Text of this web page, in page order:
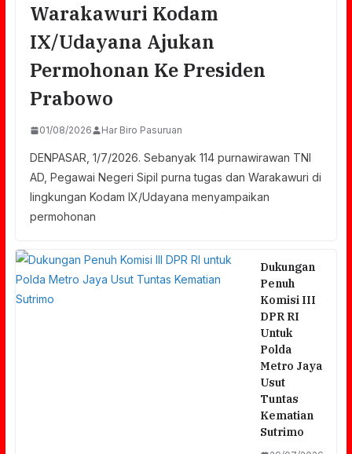
Warakawuri Kodam
IX/Udayana Ajukan
Permohonan Ke Presiden
Prabowo
01/08/2026 Har Biro Pasuruan
DENPASAR, 1/7/2026. Sebanyak 114 purnawirawan TNI
AD, Pegawai Negeri Sipil purna tugas dan Warakawuri di
lingkungan Kodam IX/Udayana menyampaikan
permohonan
Dukungan
Penuh
Komisi III
DPR RI
Untuk
Polda
Metro Jaya
Usut
Tuntas
Kematian
Sutrimo